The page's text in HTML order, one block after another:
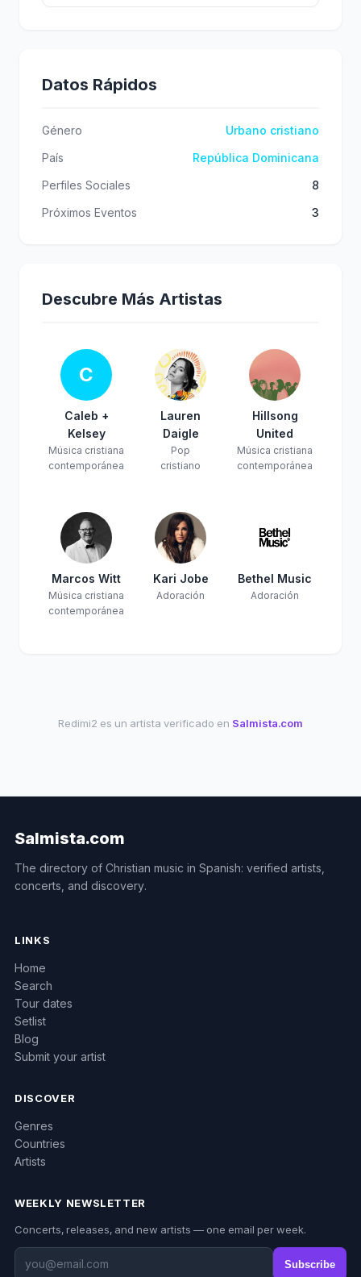
Datos Rápidos
Género
Urbano cristiano
País
República Dominicana
Perfiles Sociales
8
Próximos Eventos
3
Descubre Más Artistas
C
Caleb +
Kelsey
Música cristiana
contemporánea
Lauren
Daigle
Pop
cristiano
Hillsong
United
Música cristiana
contemporánea
Marcos Witt
Música cristiana
contemporánea
Kari Jobe
Adoración
Bethel Music
Adoración
Redimi2 es un artista verificado en Salmista.com
Salmista.com
The directory of Christian music in Spanish: verified artists,
concerts, and discovery.
LINKS
Home
Search
Tour dates
Setlist
Blog
Submit your artist
DISCOVER
Genres
Countries
Artists
WEEKLY NEWSLETTER
Concerts, releases, and new artists — one email per week.
Subscribe